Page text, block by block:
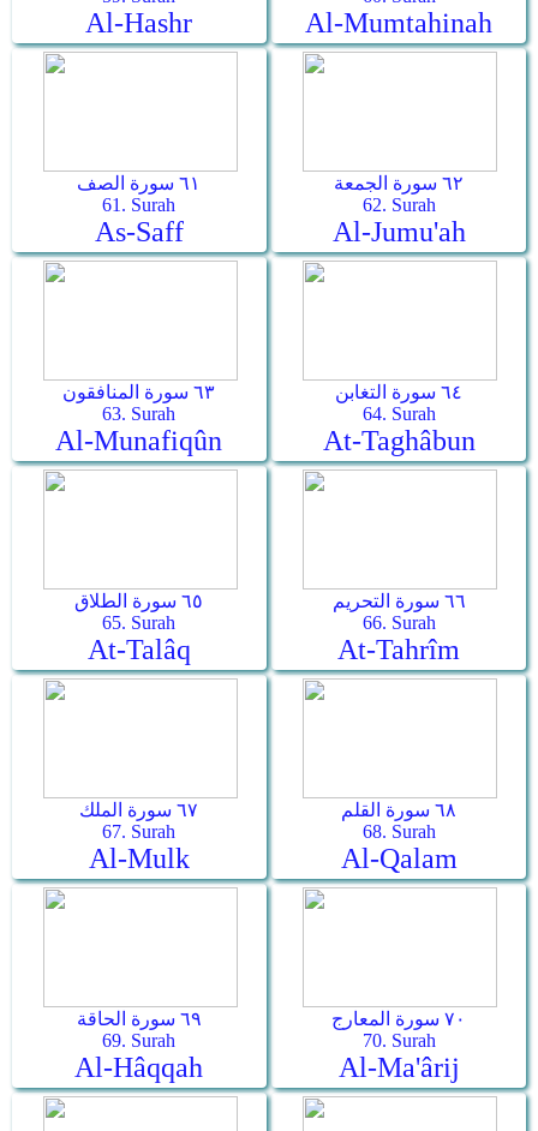
Al-Hashr Al-Mumtahinah
٦١ سورة الصف
61. Surah
As-Saff
٦٢ سورة الجمعة
62. Surah
Al-Jumu'ah
٦٣ سورة المنافقون
63. Surah
Al-Munafiqûn
٦٤ سورة التغابن
64. Surah
At-Taghâbun
٦٥ سورة الطلاق
65. Surah
At-Talâq
٦٦ سورة التحريم
66. Surah
At-Tahrîm
٦٧ سورة الملك
67. Surah
Al-Mulk
٦٨ سورة القلم
68. Surah
Al-Qalam
٦٩ سورة الحاقة
69. Surah
Al-Hâqqah
٧٠ سورة المعارج
70. Surah
Al-Ma'ârij